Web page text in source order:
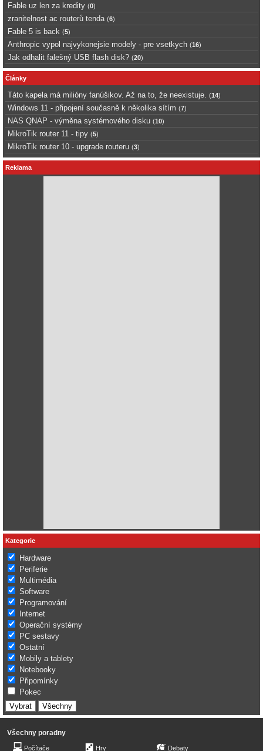
Fable uz len za kredity (0)
zranitelnost ac routerů tenda (6)
Fable 5 is back (5)
Anthropic vypol najvykonejsie modely - pre vsetkych (16)
Jak odhalit falešný USB flash disk? (20)
Články
Táto kapela má milióny fanúšikov. Až na to, že neexistuje. (14)
Windows 11 - připojení současně k několika sítím (7)
NAS QNAP - výměna systémového disku (10)
MikroTik router 11 - tipy (5)
MikroTik router 10 - upgrade routeru (3)
Reklama
Kategorie
Hardware
Periferie
Multimédia
Software
Programování
Internet
Operační systémy
PC sestavy
Ostatní
Mobily a tablety
Notebooky
Připomínky
Pokec
Všechny poradny
Počítače Hry Debaty